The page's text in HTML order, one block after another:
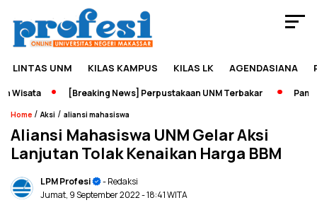
LINTAS UNM KILAS KAMPUS KILAS LK AGENDASIANA
[Breaking News] Perpustakaan UNM Terbakar
Home /Aksi / aliansi mahasiswa
Aliansi Mahasiswa UNM Gelar Aksi
Lanjutan Tolak Kenaikan Harga BBM
LPM Profesi
- Redaksi
Jumat, 9 September 2022- 18:41 WITA